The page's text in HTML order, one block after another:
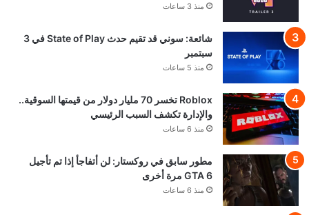
منذ 3 ساعات
شائعة: سوني قد تقيم حدث State of Play في 3
سبتمبر
منذ 5 ساعات
Roblox تخسر 70 مليار دولار من قيمتها السوقية..
والإدارة تكشف السبب الرئيسي
منذ 6 ساعات
مطور سابق في روكستار: لن أتفاجأ إذا تم تأجيل
GTA 6 مرة أخرى
منذ 6 ساعات